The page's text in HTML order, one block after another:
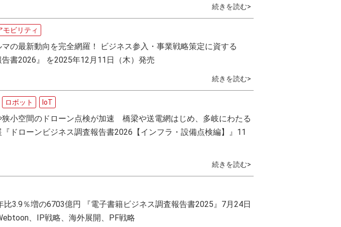
続きを読む>
モビリティ
の最新動向を完全網羅！ ビジネス参入・事業戦略策定に資する
告書2026』 を2025年12月11日（木）発売
続きを読む>
ロボット IoT
小空間のドローン点検が加速 橋梁や送電網はじめ、多岐にわたる
ドローンビジネス調査報告書2026【インフラ・設備点検編】』11
続きを読む>
3.9％増の6703億円 『電子書籍ビジネス調査報告書2025』7月24日
、IP戦略、海外展開、PF戦略